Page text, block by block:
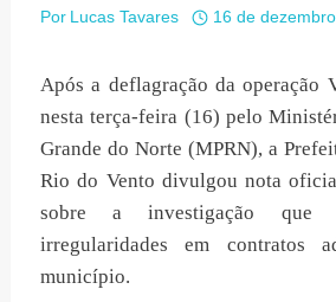
Por Lucas Tavares 16 de
Após a deflagração da operação
nesta terça-feira (16) pelo
Grande do Norte (MPRN), a
Rio do Vento divulgou nota
sobre a investigação que
irregularidades em contratos
município.